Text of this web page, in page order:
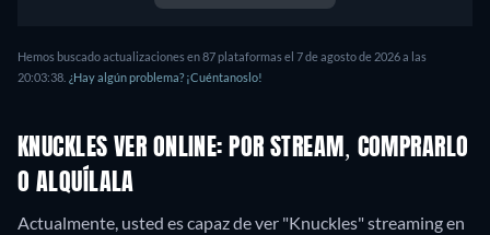
Hemos buscado actualizaciones en87plataformas el 7 de agosto de 2026a las
20:03:38 ¿Hay algún problema? ¡Cuéntanoslo!
KNUCKLES VER ONLINE: POR STREAM, COMPRARLO
O ALQUÍLALA
Actualmente, usted es capaz de ver "Knuckles" streaming en